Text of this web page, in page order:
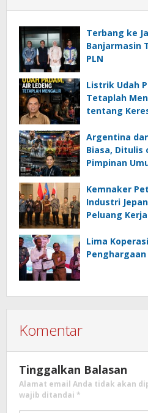
Terbang ke
Banjarmasin
PLN
Listrik Udah
Tetaplah
tentang
Ancaman
Rifai, SH
Argentina
Biasa, Ditulis
Pimpinan
Kemnaker
Industri
Peluang
Lima
Komentar
Tinggalkan Balasan
Alamat email Anda tidak akan
wajib ditandai *